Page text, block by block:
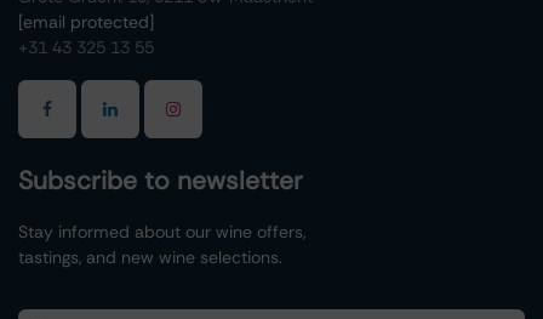
[email protected]
+31 43 325 13 55
Subscribe to newsletter
Stay informed about our wine offers,
tastings, and new wine selections.